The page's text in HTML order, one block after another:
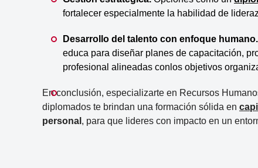
fortalecer especialmente la habilidad de
Desarrollo del talento con enfoque humano.
educa para diseñar planes de capacitación,
profesional alineadas conlos objetivos
En conclusión, especializarte en Recursos
diplomados te brindan una formación sólida en
personal , para que lideres con impacto en un